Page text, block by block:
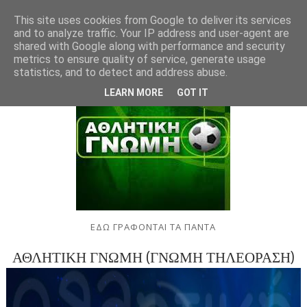
ΕΔΩ ΓΡΑΦΟΝΤΑΙ ΤΑ ΠΑΝΤΑ
ΑΘΛΗΤΙΚΗ ΓΝΩΜΗ (ΓΝΩΜΗ ΤΗΛΕΟΡΑΣΗ)
This site uses cookies from Google to deliver its services
and to analyze traffic. Your IP address and user-agent are
shared with Google along with performance and security
metrics to ensure quality of service, generate usage
statistics, and to detect and address abuse.
LEARN MORE GOT IT